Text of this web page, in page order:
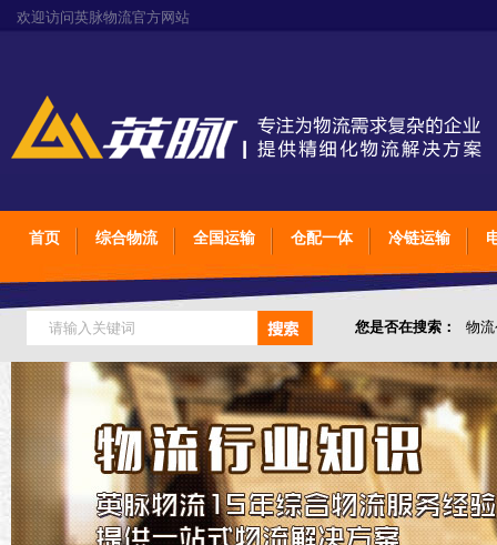
欢迎访问英脉物流官方网站
首页 综合物流 全国运输 仓配一体 冷链运输
您是否在搜索： 物
仓储综合专业定制物